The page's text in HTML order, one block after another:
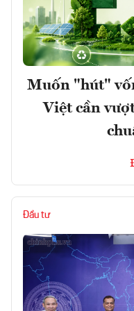
Muốn "hút"
Việt cần
Đầu tư